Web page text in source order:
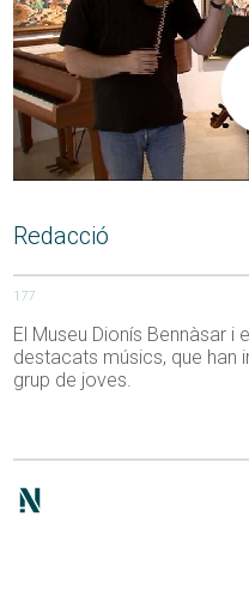
Redacció
177
El Museu Dionís Bennàsar i
destacats músics, que han
grup de joves.